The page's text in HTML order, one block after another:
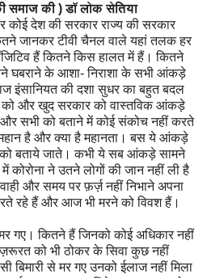
) डॉ लोक सेतिया
कोई देश की सरकार राज्य की सरकार
जानकर टीवी चैनल वाले यहां तलक हर
हैं कितने किस हालत में हैं। कितने
घबराने के आशा- निराशा के सभी आंकड़े
इंसानियत की दशा सुधर का बहुत बदल
को और खुद सरकार को वास्तविक आंकड़े
सभी को बताने में कोई संकोच नहीं करते
महान है और क्या है महानता। बस ये आंकड़े
बताये जाते। कभी ये सब आंकड़े सामने
कोरोना ने उतने लोगों की जान नहीं ली है
और समय पर फ़र्ज़ नहीं निभाने अपना
रहे हैं और आज भी मरने को विवश हैं।
कितने हैं जिनको कोई अधिकार नहीं
ज़रूरत को भी ठोकर के सिवा कुछ नहीं
बिमारी से मर गए उनको ईलाज नहीं मिला